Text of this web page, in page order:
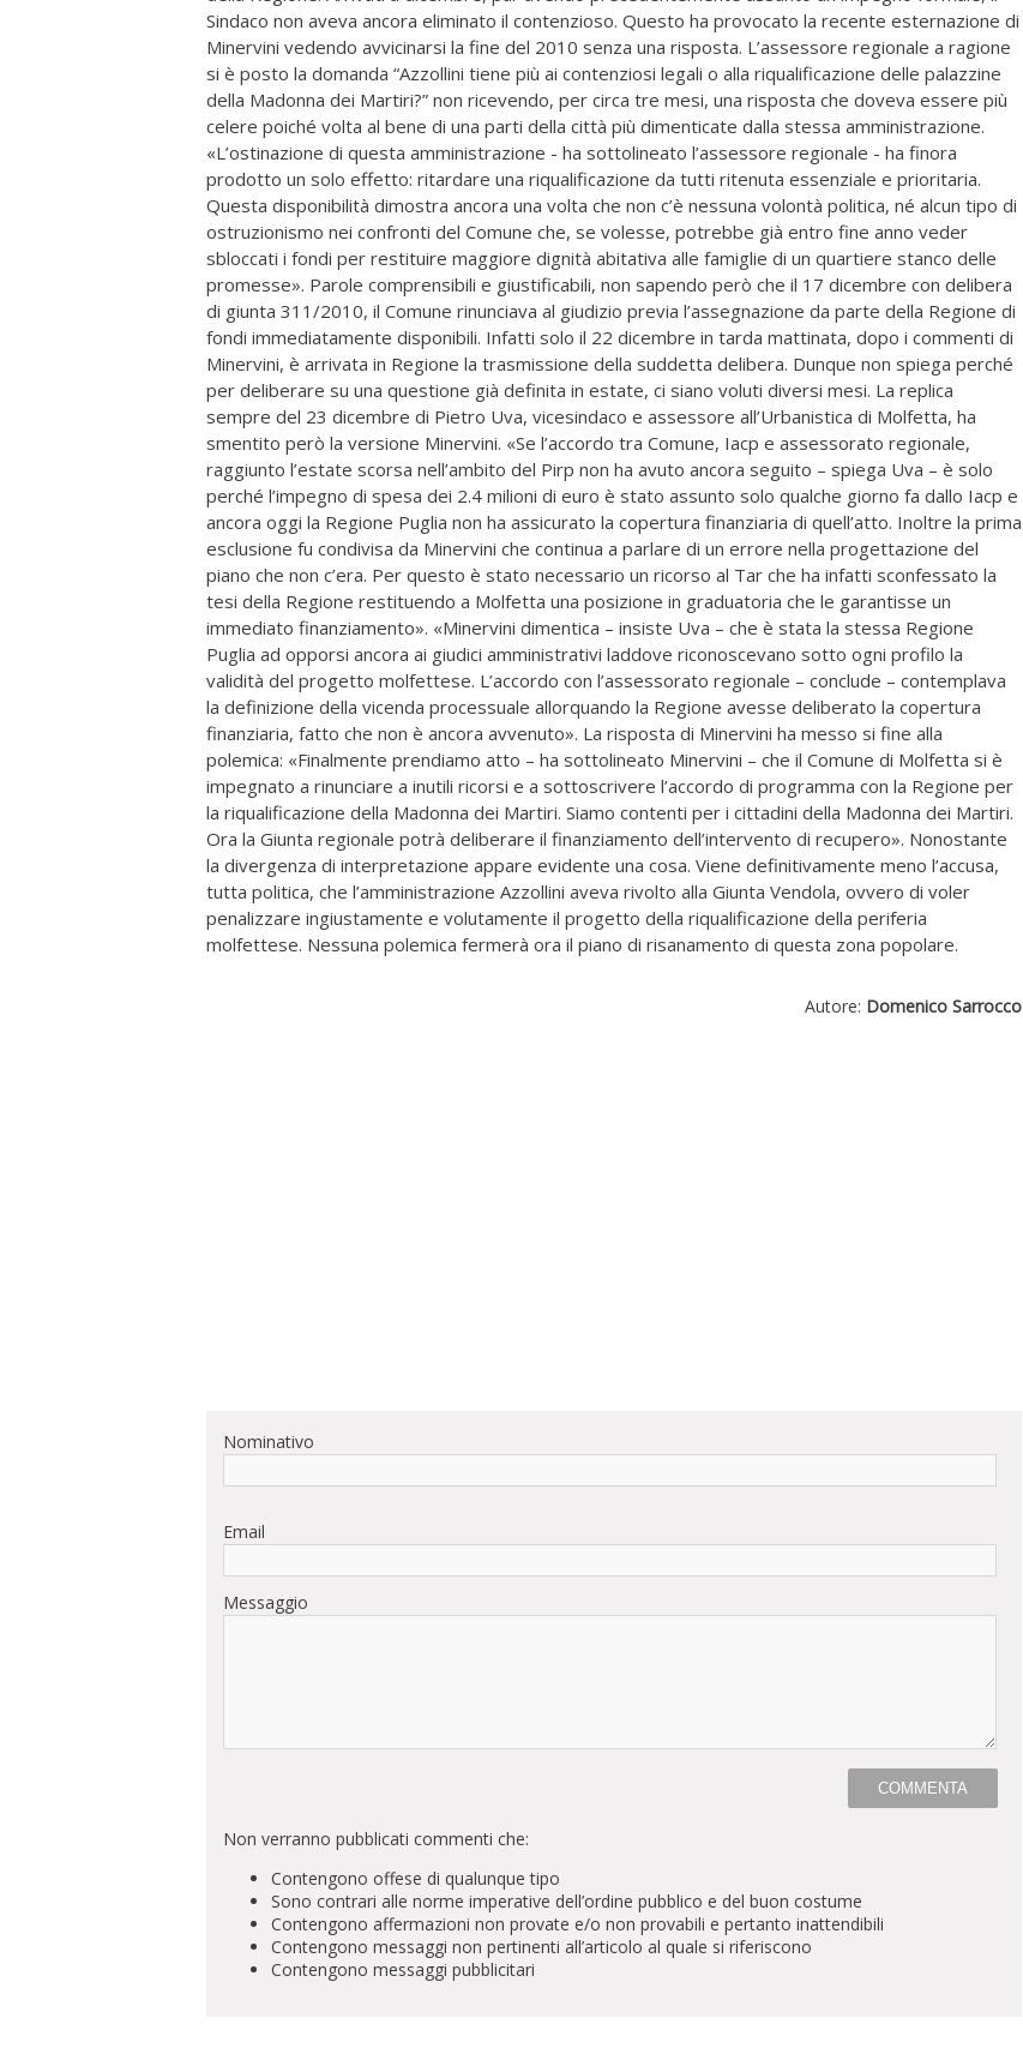
Sindaco non aveva ancora eliminato il contenzioso. Questo ha provocato la recente esternazione di
Minervini vedendo avvicinarsi la fine del 2010 senza una risposta. L’assessore regionale a ragione
si è posto la domanda “Azzollini tiene più ai contenziosi legali o alla riqualificazione delle palazzine
della Madonna dei Martiri?” non ricevendo, per circa tre mesi, una risposta che doveva essere più
celere poiché volta al bene di una parti della città più dimenticate dalla stessa amministrazione.
«L’ostinazione di questa amministrazione - ha sottolineato l’assessore regionale - ha finora
prodotto un solo effetto: ritardare una riqualificazione da tutti ritenuta essenziale e prioritaria.
Questa disponibilità dimostra ancora una volta che non c’è nessuna volontà politica, né alcun tipo di
ostruzionismo nei confronti del Comune che, se volesse, potrebbe già entro fine anno veder
sbloccati i fondi per restituire maggiore dignità abitativa alle famiglie di un quartiere stanco delle
promesse». Parole comprensibili e giustificabili, non sapendo però che il 17 dicembre con delibera
di giunta 311/2010, il Comune rinunciava al giudizio previa l’assegnazione da parte della Regione di
fondi immediatamente disponibili. Infatti solo il 22 dicembre in tarda mattinata, dopo i commenti di
Minervini, è arrivata in Regione la trasmissione della suddetta delibera. Dunque non spiega perché
per deliberare su una questione già definita in estate, ci siano voluti diversi mesi. La replica
sempre del 23 dicembre di Pietro Uva, vicesindaco e assessore all’Urbanistica di Molfetta, ha
smentito però la versione Minervini. «Se l’accordo tra Comune, Iacp e assessorato regionale,
raggiunto l’estate scorsa nell’ambito del Pirp non ha avuto ancora seguito – spiega Uva – è solo
perché l’impegno di spesa dei 2.4 milioni di euro è stato assunto solo qualche giorno fa dallo Iacp e
ancora oggi la Regione Puglia non ha assicurato la copertura finanziaria di quell’atto. Inoltre la prima
esclusione fu condivisa da Minervini che continua a parlare di un errore nella progettazione del
piano che non c’era. Per questo è stato necessario un ricorso al Tar che ha infatti sconfessato la
tesi della Regione restituendo a Molfetta una posizione in graduatoria che le garantisse un
immediato finanziamento». «Minervini dimentica – insiste Uva – che è stata la stessa Regione
Puglia ad opporsi ancora ai giudici amministrativi laddove riconoscevano sotto ogni profilo la
validità del progetto molfettese. L’accordo con l’assessorato regionale – conclude – contemplava
la definizione della vicenda processuale allorquando la Regione avesse deliberato la copertura
finanziaria, fatto che non è ancora avvenuto». La risposta di Minervini ha messo si fine alla
polemica: «Finalmente prendiamo atto – ha sottolineato Minervini – che il Comune di Molfetta si è
impegnato a rinunciare a inutili ricorsi e a sottoscrivere l’accordo di programma con la Regione per
la riqualificazione della Madonna dei Martiri. Siamo contenti per i cittadini della Madonna dei Martiri.
Ora la Giunta regionale potrà deliberare il finanziamento dell’intervento di recupero». Nonostante
la divergenza di interpretazione appare evidente una cosa. Viene definitivamente meno l’accusa,
tutta politica, che l’amministrazione Azzollini aveva rivolto alla Giunta Vendola, ovvero di voler
penalizzare ingiustamente e volutamente il progetto della riqualificazione della periferia
molfettese. Nessuna polemica fermerà ora il piano di risanamento di questa zona popolare.
Autore: Domenico Sarrocco
Nominativo
Email
Messaggio
Non verranno pubblicati commenti che:
Contengono offese di qualunque tipo
Sono contrari alle norme imperative dell’ordine pubblico e del buon costume
Contengono affermazioni non provate e/o non provabili e pertanto inattendibili
Contengono messaggi non pertinenti all’articolo al quale si riferiscono
Contengono messaggi pubblicitari